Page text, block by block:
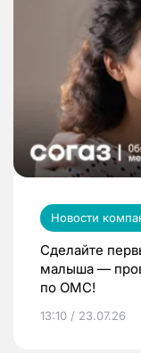
Новости
Сделайте
малыша —
по ОМС!
13:10 / 23.07.26